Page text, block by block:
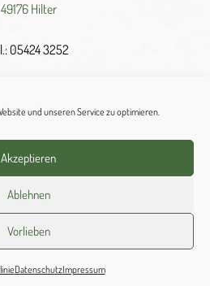
und unseren Service zu optimieren.
Akzeptieren
Ablehnen
Vorlieben
DatenschutzImpressum
49176 Hilter
05424 3252